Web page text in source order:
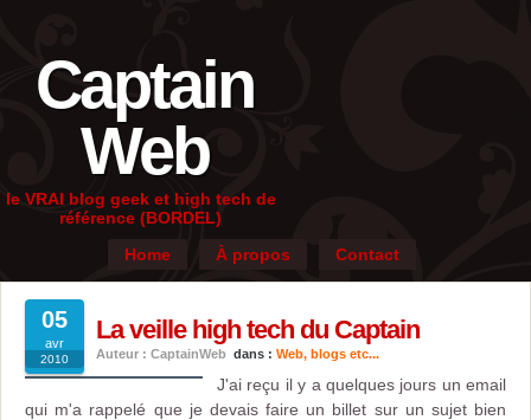
Captain
Web
le VRAI blog geek et high tech de
référence (BORDEL)
Home
À propos Contact
05
avr
2010
La veille high tech du Captain
Auteur : CaptainWeb dans : Web, blogs etc...
J'ai reçu il y a quelques jours un email
qui m'a rappelé que je devais faire un billet sur un sujet bien